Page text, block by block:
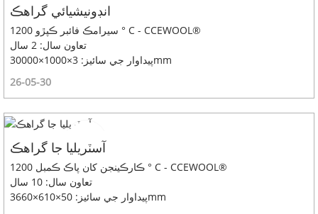
انڊونيشيائي گراهڪ
سيرامڪ فائبر ڪپڙو 1200 ° C - CCEWOOL®
تعاون سال: 2 سال
پيداوار جي سائيز: 3×1000×30000mm
26-05-30
آسٽريليا جا گراهڪ
ڪارڪينجن کان پاڪ ڪمبل 1200 ° C - CCEWOOL®
تعاون سال: 10 سال
پيداوار جي سائيز: 50×610×3660mm